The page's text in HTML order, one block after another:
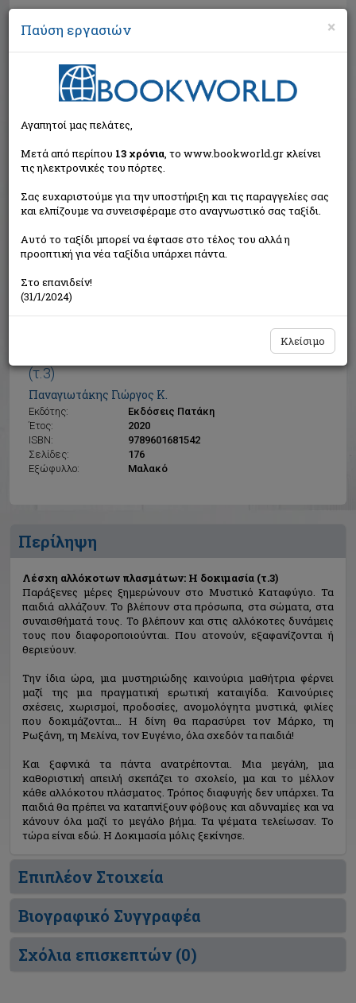
Αναζήτηση
Λέσχη αλλόκοτων πλασμάτων: Η δοκιμασία
(τ.3)
Παναγιωτάκης Γιώργος Κ.
Εκδότης:
Εκδόσεις Πατάκη
Έτος:
2020
ISBN:
9789601681542
Σελίδες:
176
Εξώφυλλο:
Μαλακό
Η τιμή μας:
Δεν υπάρχει δυνατότητα παραγγελίας
Περίληψη
Λέσχη αλλόκοτων πλασμάτων: Η δοκιμασία (τ.3)
Παράξενες µέρες ξηµερώνουν στο Μυστικό Καταφύγιο. Τα
παιδιά αλλάζουν. Το βλέπουν στα πρόσωπα, στα σώµατα, στα
συναισθήµατά τους. Το βλέπουν και στις αλλόκοτες δυνάµεις
τους που διαφοροποιούνται. Που ατονούν, εξαφανίζονται ή
θεριεύουν.
Την ίδια ώρα, µια µυστηριώδης καινούρια µαθήτρια φέρνει
µαζί της µια πραγµατική ερωτική καταιγίδα. Καινούριες
σχέσεις, χωρισµοί, προδοσίες, ανοµολόγητα µυστικά, φιλίες
που δοκιµάζονται… Η δίνη θα παρασύρει τον Μάρκο, τη
Ρωξάνη, τη Μελίνα, τον Ευγένιο, όλα σχεδόν τα παιδιά!
Και ξαφνικά τα πάντα ανατρέπονται. Μια µεγάλη, µια
καθοριστική απειλή σκεπάζει το σχολείο, µα και το µέλλον
κάθε αλλόκοτου πλάσµατος. Τρόπος διαφυγής δεν υπάρχει. Τα
παιδιά θα πρέπει να καταπνίξουν φόβους και αδυναµίες και να
κάνουν όλα µαζί το µεγάλο βήµα. Τα ψέµατα τελείωσαν. Το
τώρα είναι εδώ. Η Δοκιµασία µόλις ξεκίνησε.
Επιπλέον Στοιχεία
Βιογραφικό Συγγραφέα
Σχόλια επισκεπτών (0)
×
Παύση εργασιών
Αγαπητοί μας πελάτες,
Μετά από περίπου 13 χρόνια, το www.bookworld.gr κλείνει
τις ηλεκτρονικές του πόρτες.
Σας ευχαριστούμε για την υποστήριξη και τις παραγγελίες σας
και ελπίζουμε να συνεισφέραμε στο αναγνωστικό σας ταξίδι.
Αυτό το ταξίδι μπορεί να έφτασε στο τέλος του αλλά η
προοπτική για νέα ταξίδια υπάρχει πάντα.
Στο επανιδείν!
(31/1/2024)
Κλείσιμο